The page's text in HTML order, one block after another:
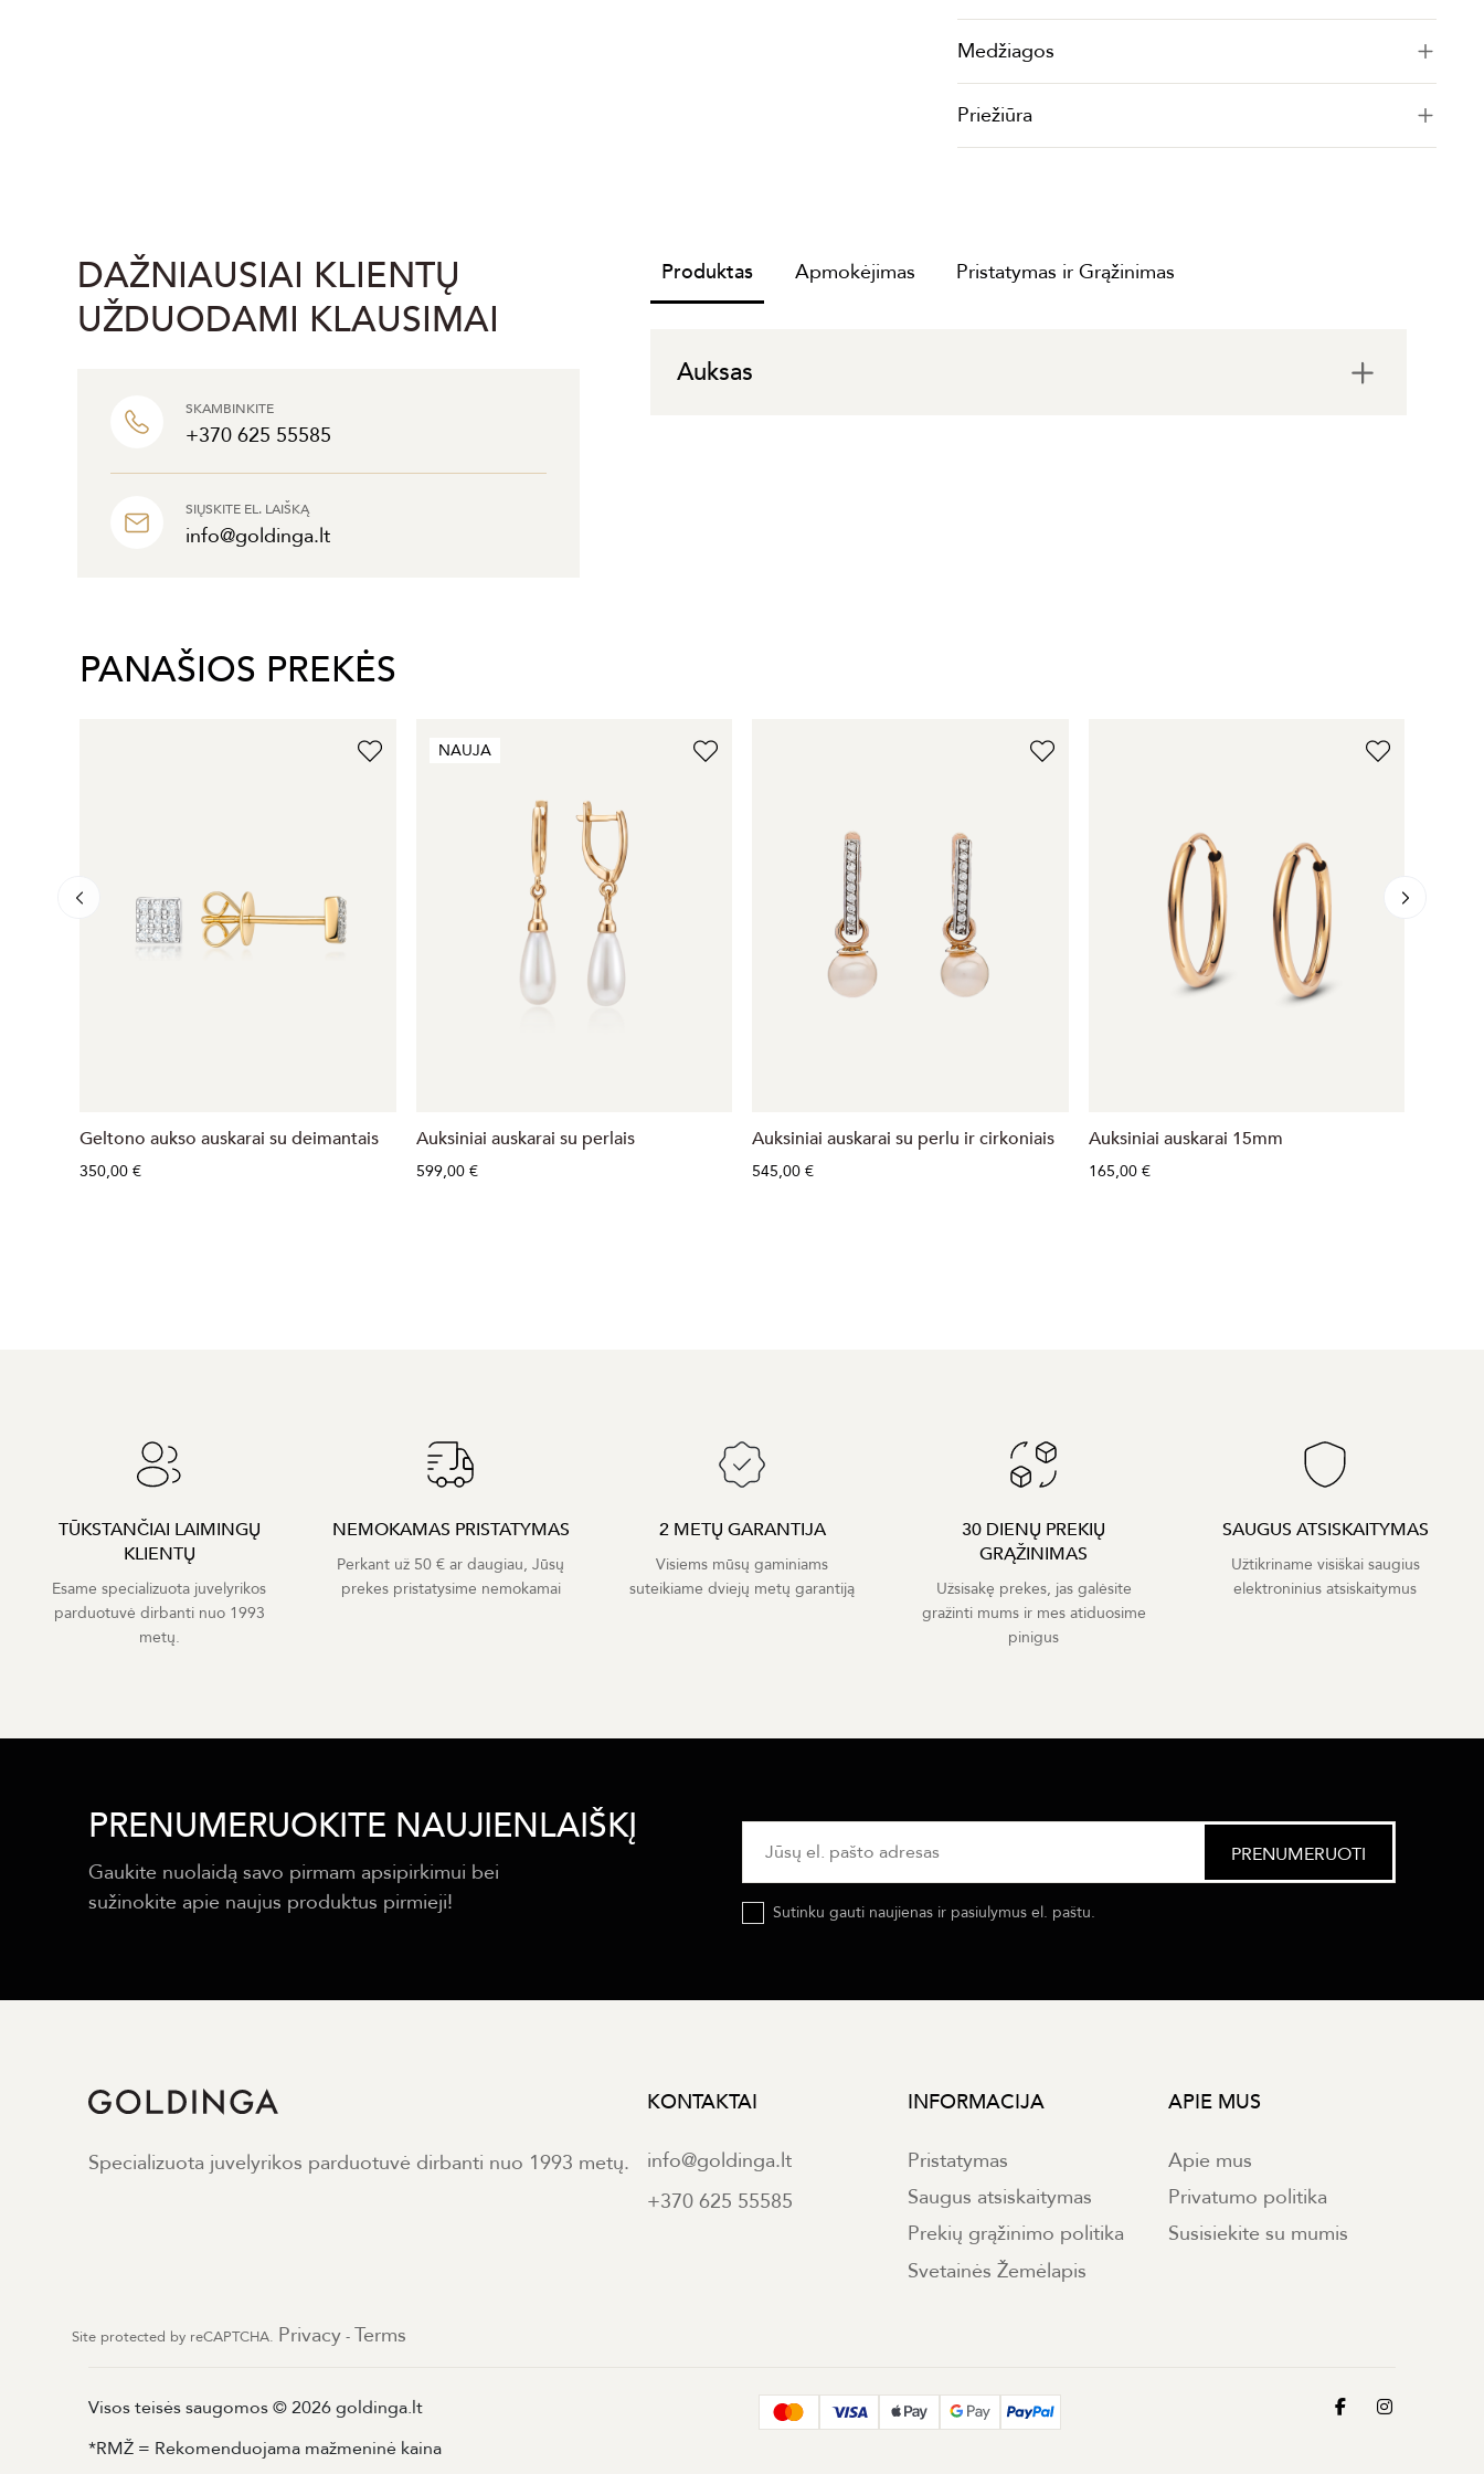
Medžiagos
Priežiūra
DAŽNIAUSIAI KLIENTŲ
UŽDUODAMI KLAUSIMAI
SKAMBINKITE
+370 625 55585
SIŲSKITE EL. LAIŠKĄ
info@goldinga.lt
Produktas Apmokėjimas Pristatymas ir Grąžinimas
Auksas
PANAŠIOS PREKĖS
Geltono aukso auskarai su deimantais
350,00 €
NAUJA
Auksiniai auskarai su perlais
599,00 €
Auksiniai auskarai su perlu ir cirkoniais
545,00 €
Auksiniai auskarai 15mm
165,00 €
TŪKSTANČIAI LAIMINGŲ
KLIENTŲ
Esame specializuota juvelyrikos
parduotuvė dirbanti nuo 1993
metų.
NEMOKAMAS PRISTATYMAS
Perkant už 50 € ar daugiau, Jūsų
prekes pristatysime nemokamai
2 METŲ GARANTIJA
Visiems mūsų gaminiams
suteikiame dviejų metų garantiją
30 DIENŲ PREKIŲ
GRĄŽINIMAS
Užsisakę prekes, jas galėsite
gražinti mums ir mes atiduosime
pinigus
SAUGUS ATSISKAITYMAS
Užtikriname visiškai saugius
elektroninius atsiskaitymus
PRENUMERUOKITE NAUJIENLAIŠKĮ
Gaukite nuolaidą savo pirmam apsipirkimui bei
sužinokite apie naujus produktus pirmieji!
Sutinku gauti naujienas ir pasiulymus el. paštu.
Specializuota juvelyrikos parduotuvė dirbanti nuo 1993 metų.
KONTAKTAI
info@goldinga.lt
+370 625 55585
INFORMACIJA
Pristatymas
Saugus atsiskaitymas
Prekių grąžinimo politika
Svetainės Žemėlapis
APIE MUS
Apie mus
Privatumo politika
Susisiekite su mumis
Site protected by reCAPTCHA. Privacy - Terms
Visos teisės saugomos © 2026 goldinga.lt
*RMŽ = Rekomenduojama mažmeninė kaina